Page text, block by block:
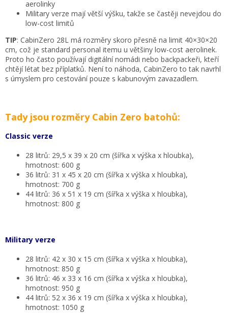
aerolinky
Military verze mají větší výšku, takže se častěji nevejdou do
low-cost limitů
TIP: CabinZero 28L má rozměry skoro přesně na limit 40×30×20
cm, což je standard personal itemu u většiny low-cost aerolinek.
Proto ho často používají digitální nomádi nebo backpackeři, kteří
chtějí létat bez příplatků. Není to náhoda, CabinZero to tak navrhl
s úmyslem pro cestování pouze s kabunovým zavazadlem.
Tady jsou rozměry Cabin Zero batohů:
Classic verze
28 litrů: 29,5 x 39 x 20 cm (šířka x výška x hloubka),
hmotnost: 600 g
36 litrů: 31 x 45 x 20 cm (šířka x výška x hloubka),
hmotnost: 700 g
44 litrů: 36 x 51 x 19 cm (šířka x výška x hloubka),
hmotnost: 800 g
Military verze
28 litrů: 42 x 30 x 15 cm (šířka x výška x hloubka),
hmotnost: 850 g
36 litrů: 46 x 33 x 16 cm (šířka x výška x hloubka),
hmotnost: 950 g
44 litrů: 52 x 36 x 19 cm (šířka x výška x hloubka),
hmotnost: 1050 g